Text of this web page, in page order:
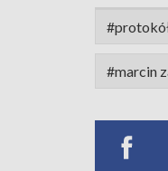
#marcin